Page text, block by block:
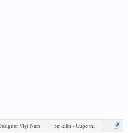
Việt Nam Sự kiện - Cuộc thi